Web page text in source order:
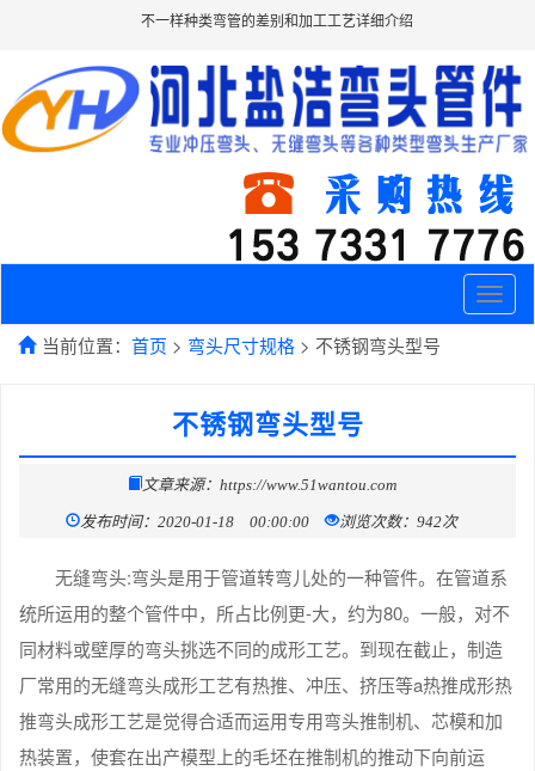
不一样种类弯管的差别和加工工艺详细介绍
Toggle
当前位置： 首页 > 弯头尺寸规格 > 不锈钢弯头型号
不锈钢弯头型号
文章来源：https://www.51wantou.com
发布时间：2020-01-18 00:00:00 浏览次数：942次
无缝弯头:弯头是用于管道转弯儿处的一种管件。在管道系
统所运用的整个管件中，所占比例更-大，约为80。一般，对不
同材料或壁厚的弯头挑选不同的成形工艺。到现在截止，制造
厂常用的无缝弯头成形工艺有热推、冲压、挤压等a热推成形热
推弯头成形工艺是觉得合适而运用专用弯头推制机、芯模和加
热装置，使套在出产模型上的毛坯在推制机的推动下向前运